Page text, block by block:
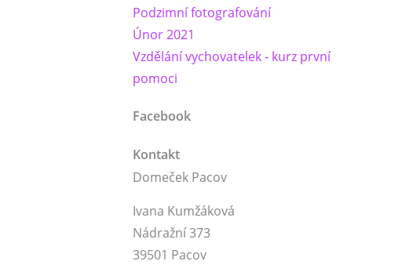
Podzimní fotografování
Únor 2021
Vzdělání vychovatelek - kurz první
pomoci
Facebook
Kontakt
Domeček Pacov
Ivana Kumžáková
Nádražní 373
39501 Pacov